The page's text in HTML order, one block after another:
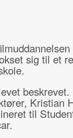
sig til et
Kristian
til